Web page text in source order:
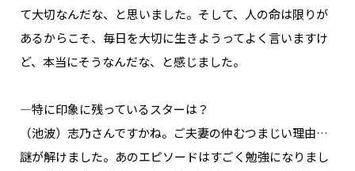
て大切なんだな、と思いました。そして、人の命は限りが
あるからこそ、毎日を大切に生きようってよく言いますけ
ど、本当にそうなんだな、と感じました。
―特に印象に残っているスターは？
（池波）志乃さんですかね。ご夫妻の仲むつまじい理由…
謎が解けました。あのエピソードはすごく勉強になりまし